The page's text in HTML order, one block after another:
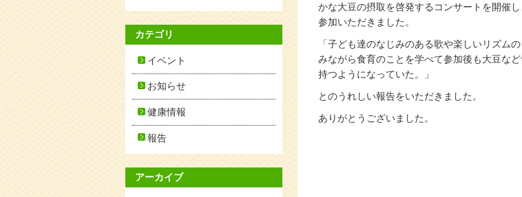
かな大豆の摂取を啓発するコンサートを開催
参加いただきました。
「子ども達のなじみのある歌や楽しいリズム
みながら食育のことを学べて参加後も大豆な
持つようになっていた。」
とのうれしい報告をいただきました。
ありがとうございました。
カテゴリ
イベント
お知らせ
健康情報
報告
アーカイブ